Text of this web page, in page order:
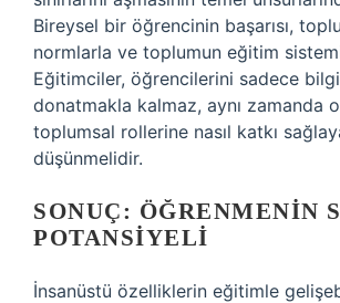
Bireysel bir öğrencinin başarısı,
normlarla ve toplumun eğitim
Eğitimciler, öğrencilerini sadece
donatmakla kalmaz, aynı zamanda
toplumsal rollerine nasıl katkı
düşünmelidir.
SONUÇ: ÖĞRENMENIN
POTANSIYELI
İnsanüstü özelliklerin eğitimle